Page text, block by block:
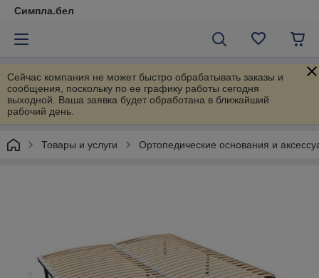
Симпла.бел
Сейчас компания не может быстро обрабатывать заказы и
сообщения, поскольку по ее графику работы сегодня
выходной. Ваша заявка будет обработана в ближайший
рабочий день.
Товары и услуги Ортопедические основания и